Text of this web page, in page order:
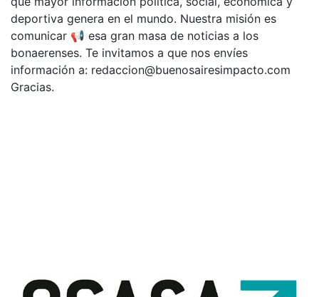
deportiva genera en el mundo. Nuestra misión es
comunicar 📢 esa gran masa de noticias a los
bonaerenses. Te invitamos a que nos envíes
información a: redaccion@buenosairesimpacto.com
Gracias.